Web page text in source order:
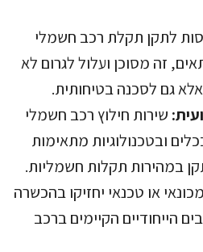
לתקן תקלת רכב חשמלי
זה מסוכן ועלול לגרום לא
גם לסכנה בטיחותית.
שירות חילוץ רכב חשמלי
ובטכנולוגיות מתאימות
במהירות תקלות חשמליות.
מכונאי או טכנאי יחזיקו בהכשרה
הייחודיים הקיימים ברכב